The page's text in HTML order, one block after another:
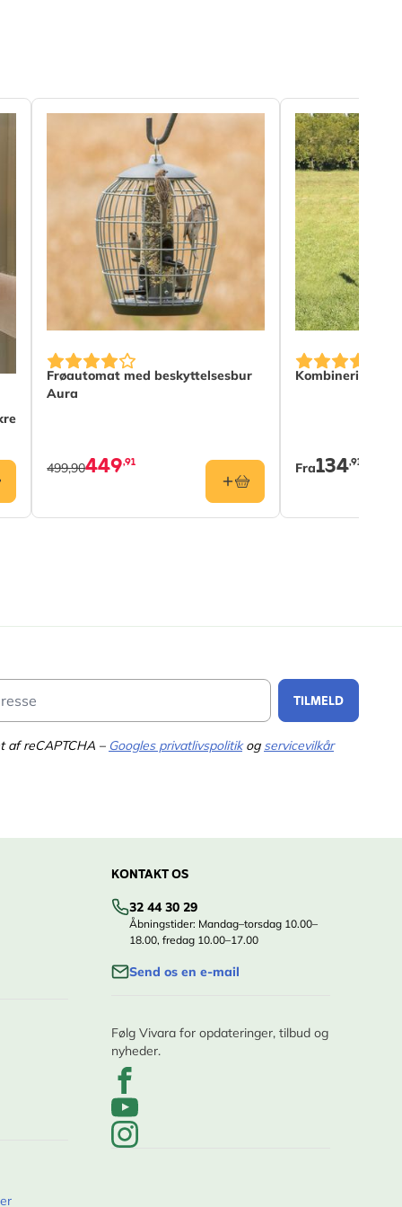
Frøautomat med beskyttelsesbur
Aura
449,91
499,90
The price
Fra134,91
TILMELD
af reCAPTCHA – Googles privatlivspolitikog servicevilkår
KONTAKT OS
32 44 30 29
Åbningstider: Mandag–torsdag 10.00–
18.00, fredag 10.00–17.00
Send os en e-mail
Følg Vivara for opdateringer, tilbud og
nyheder.